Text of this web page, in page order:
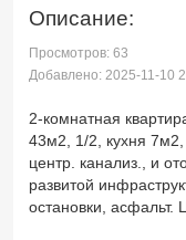
Описание:
Просмотров: 63
Добавлено: 2025-11-10
2-комнатная
43м2, 1/2, кухня 7м2,
центр. канализ., и
развитой
остановки, асфальт.